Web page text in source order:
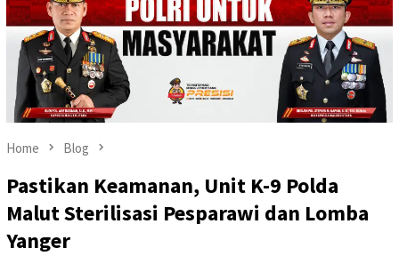
Home Blog
Pastikan Keamanan, Unit K-9 Polda
Malut Sterilisasi Pesparawi dan Lomba
Yanger